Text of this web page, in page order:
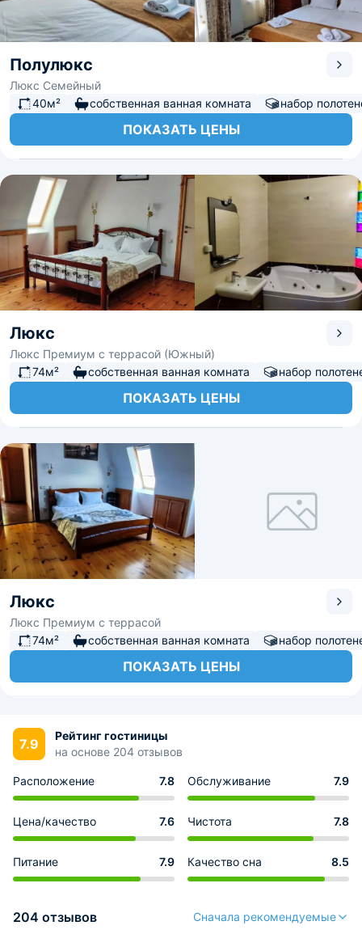
Полулюкс
Люкс Семейный
40м²
собственная ванная комната набор
ПОКАЗАТЬ ЦЕНЫ
Люкс
Люкс Премиум с террасой (Южный)
74м²
собственная ванная комната набор
ПОКАЗАТЬ ЦЕНЫ
Люкс
Люкс Премиум с террасой
74м²
собственная ванная комната набор
ПОКАЗАТЬ ЦЕНЫ
7.9
Рейтинг гостиницы
на основе 204 отзывов
Расположение 7.8 Обслуживание 7.9
Цена/качество 7.6 Чистота 7.8
Питание 7.9 Качество сна 8.5
204 отзывов Сначала рекомендуемые